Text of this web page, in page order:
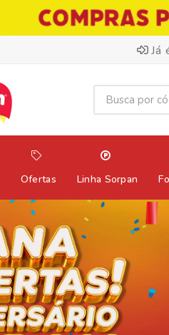
Já
Ofertas Linha Sorpan